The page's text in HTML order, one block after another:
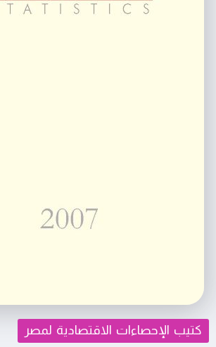
كتيب الإحصاءات الاقتصادية لمصر